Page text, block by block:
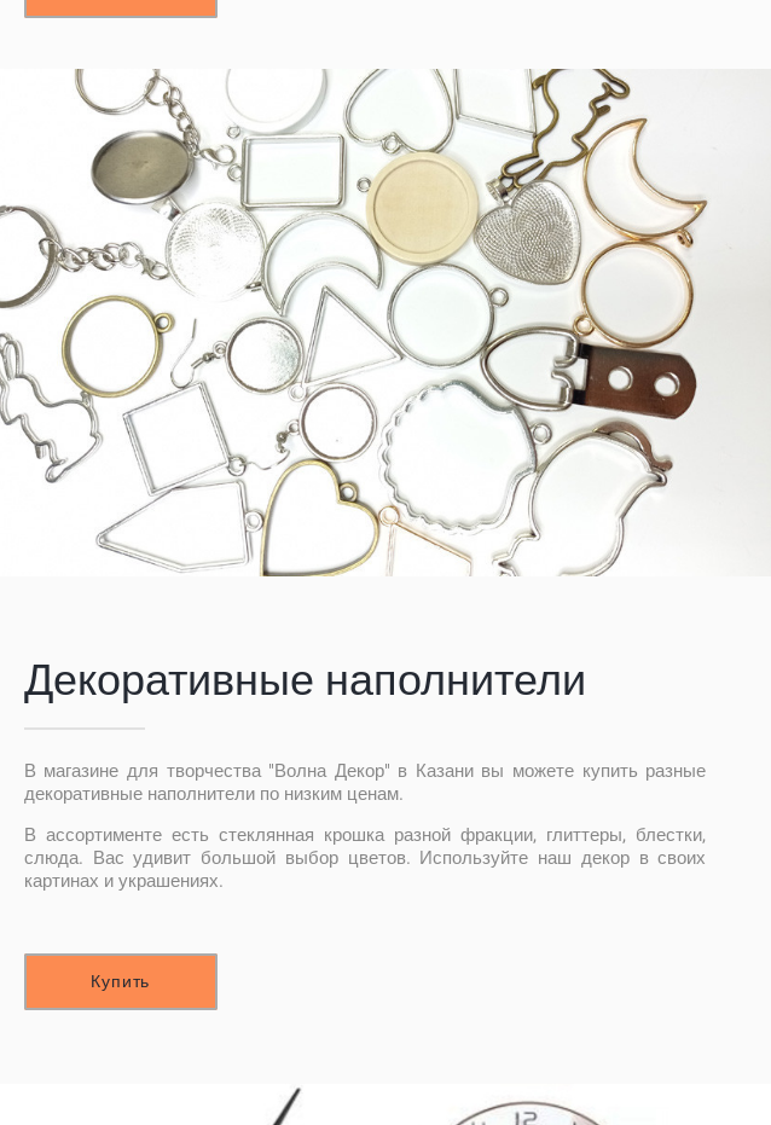
Декоративные наполнители
В магазине для творчества "Волна Декор" в Казани вы можете купить разные
декоративные наполнители по низким ценам.
В ассортименте есть стеклянная крошка разной фракции, глиттеры, блестки,
слюда. Вас удивит большой выбор цветов. Используйте наш декор в своих
картинах и украшениях.
Купить